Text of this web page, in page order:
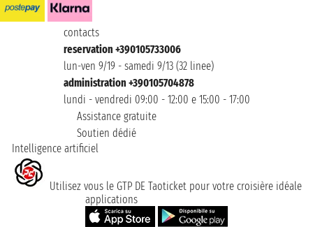
contacts
reservation +390105733006
lun-ven 9/19 - samedi 9/13 (32 linee)
administration +390105704878
lundi - vendredi 09:00 - 12:00 e 15:00 - 17:00
Assistance gratuite
Soutien dédié
Intelligence artificiel
Utilisez vous le GTP DE Taoticket pour votre croisière idéale
applications